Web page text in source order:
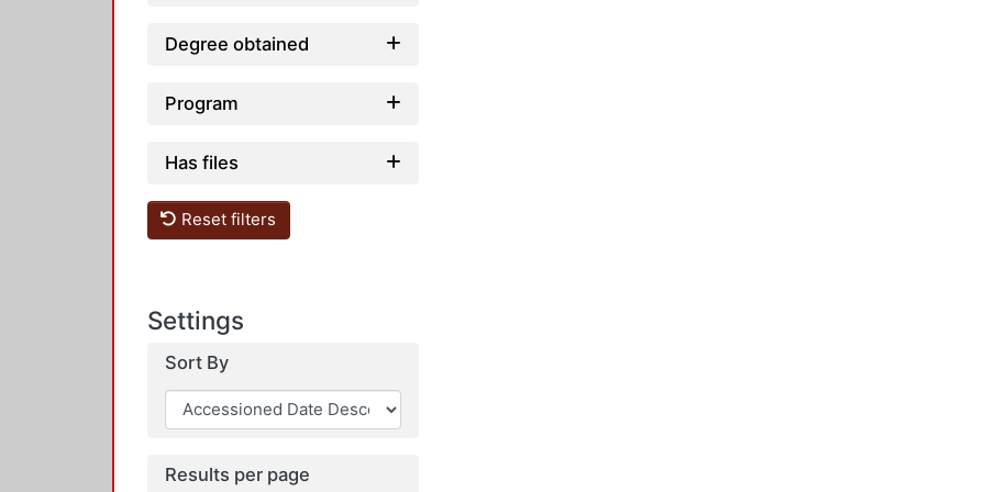
Degree obtained
Program
Has files
Reset filters
Settings
Sort By
Results per page